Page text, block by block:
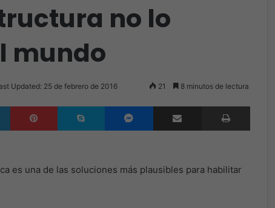
no lo
mundo
Updated: 25 de febrero de 2016 21 8 minutos de lectura
LinkedIn Pinterest Skype Messenger Compartir por correo electrónico Imprimir
es una de las soluciones más plausibles para habilitar